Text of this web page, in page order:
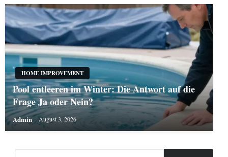
HOME IMPROVEMENT
Pool entleeren im Winter: Die Antwort auf die
Frage Ja oder Nein?
Admin August 3, 2026